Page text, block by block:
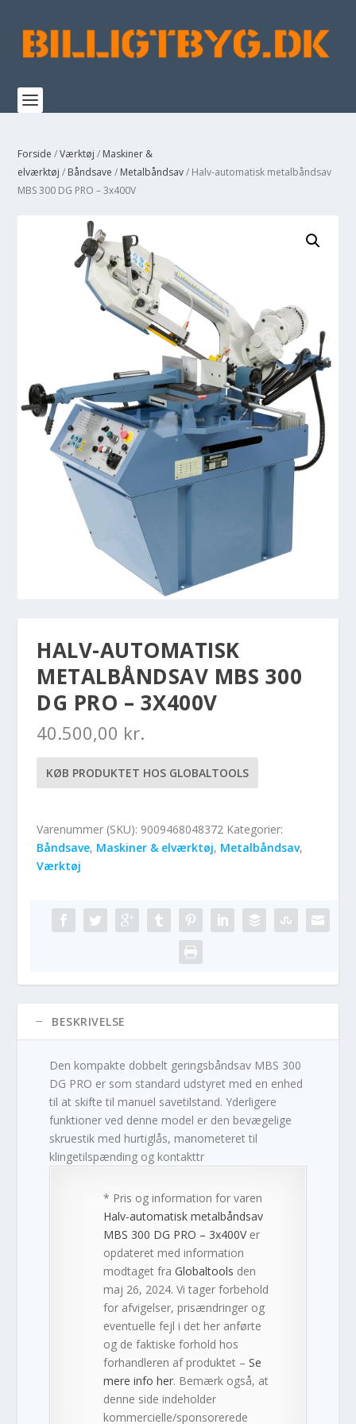
Forside /Værktøj / Maskiner &
elværktøj / Båndsave / Metalbåndsav/ Halv-automatisk metalbåndsav
MBS 300 DG PRO – 3x400V
HALV-AUTOMATISK
METALBÅNDSAV MBS 300
DG PRO – 3X400V
40.500,00 kr.
KØB PRODUKTET HOS GLOBALTOOLS
Varenummer (SKU): 9009468048372 Kategorier:
Båndsave, Maskiner & elværktøj, Metalbåndsav,
Værktøj
BESKRIVELSE
Den kompakte dobbelt geringsbåndsav MBS 300
DG PRO er som standard udstyret med en enhed
til at skifte til manuel savetilstand. Yderligere
funktioner ved denne model er den bevægelige
skruestik med hurtiglås, manometeret til
klingetilspænding og kontakttr
* Pris og information for varen
Halv-automatisk metalbåndsav
MBS 300 DG PRO – 3x400Ver
opdateret med information
modtaget fraGlobaltools den
maj 26, 2024. Vi tager forbehold
for afvigelser, prisændringer og
eventuelle fejl i det her anførte
og de faktiske forhold hos
forhandleren af produktet –Se
mere info her. Bemærk også, at
denne side indeholder
kommercielle/sponsorerede